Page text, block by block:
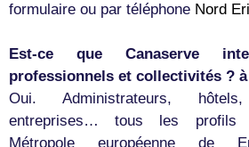
formulaire ou par téléphone Nord
Est-ce que Canaserve
professionnels et collectivités ?
Oui. Administrateurs,
entreprises… tous les profils
Métropole européenne de